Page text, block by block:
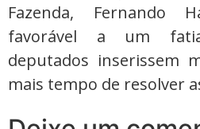
Fazenda, Fernando
favorável a um
deputados inserissem
mais tempo de resolver